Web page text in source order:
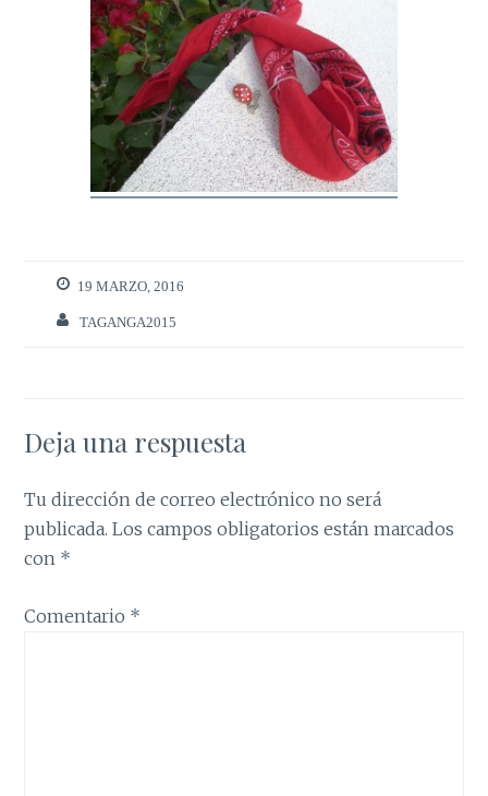
19 MARZO, 2016
TAGANGA2015
Deja una respuesta
Tu dirección de correo electrónico no será
publicada. Los campos obligatorios están marcados
con *
Comentario *